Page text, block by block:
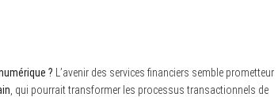
? L’avenir des services financiers semble prometteur
, qui pourrait transformer les processus transactionnels de